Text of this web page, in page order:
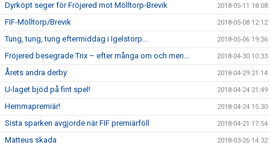
Dyrköpt seger för Fröjered mot Mölltorp-Brevik 2018-05-11 18:08
FIF-Mölltorp/Brevik 2018-05-08 12:12
Tung, tung, tung eftermiddag i Igelstorp... 2018-05-06 19:36
Fröjered besegrade Trix – efter många om och men... 2018-04-30 10:33
Årets andra derby 2018-04-29 21:14
U-laget bjöd på fint spel! 2018-04-24 21:49
Hemmapremiär! 2018-04-24 15:30
Sista sparken avgjorde när FIF premiärföll 2018-04-21 17:54
Matteus skada 2018-03-26 14:32